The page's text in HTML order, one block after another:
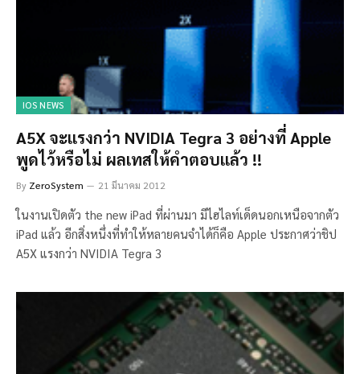
IOS NEWS
A5X จะแรงกว่า NVIDIA Tegra 3 อย่างที่ Apple
พูดไว้หรือไม่ ผลเทสให้คำตอบแล้ว !!
By ZeroSystem 21 มีนาคม 2012
ในงานเปิดตัว the new iPad ที่ผ่านมา มีไฮไลท์เด็ดนอกเหนือจากตัว
iPad แล้ว อีกสิ่งหนึ่งที่ทำให้หลายคนจำได้ก็คือ Apple ประกาศว่าชิป
A5X แรงกว่า NVIDIA Tegra 3